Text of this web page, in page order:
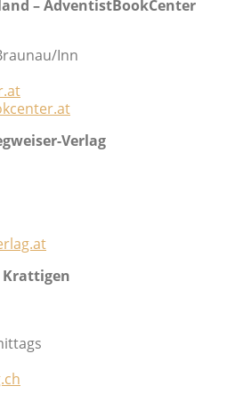
– AdventistBookCenter
Inn
Verlag
Krattigen